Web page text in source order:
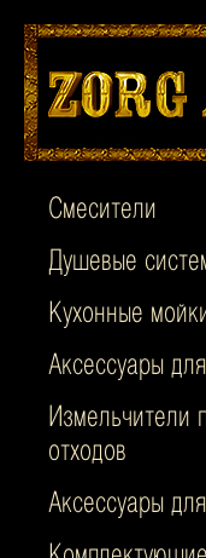
Смесители
Душевые
Кухонные
Аксессуары
Измельчители
отходов
Аксессуары